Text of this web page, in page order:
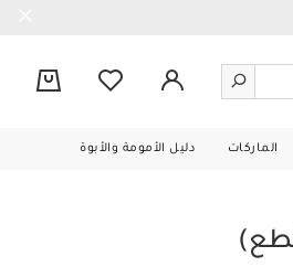
الماركات دليل الأمومة والأبوة